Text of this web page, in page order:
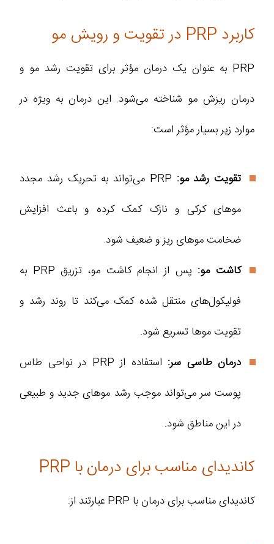
کاربرد PRP در تقویت و رویش مو
PRP به عنوان یک درمان مؤثر برای تقویت رشد مو و
درمان ریزش مو شناخته می‌شود. این درمان به ویژه در
موارد زیر بسیار مؤثر است:
تقویت رشد مو:
PRP می‌تواند به تحریک رشد مجدد
موهای کرکی و نازک کمک کرده و باعث افزایش
ضخامت موهای ریز و ضعیف شود.
کاشت مو:
پس از انجام کاشت مو، تزریق PRP به
فولیکول‌های منتقل شده کمک می‌کند تا روند رشد و
تقویت موها تسریع شود.
درمان طاسی سر:
استفاده از PRP در نواحی طاس
پوست سر می‌تواند موجب رشد موهای جدید و طبیعی
در این مناطق شود.
کاندیدای مناسب برای درمان با PRP
کاندیدای مناسب برای درمان با PRP عبارتند از: